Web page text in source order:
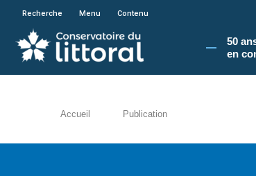
En poursuivant votre
Recherche Menu Contenu
50
en
Accueil Publication